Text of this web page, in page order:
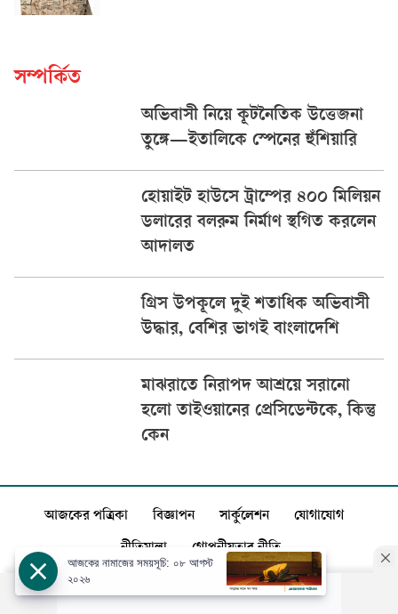
সম্পর্কিত
অভিবাসী নিয়ে কূটনৈতিক উত্তেজনা
তুঙ্গে—ইতালিকে স্পেনের হুঁশিয়ারি
হোয়াইট হাউসে ট্রাম্পের ৪০০ মিলিয়ন
ডলারের বলরুম নির্মাণ স্থগিত করলেন
আদালত
গ্রিস উপকূলে দুই শতাধিক অভিবাসী
উদ্ধার, বেশির ভাগই বাংলাদেশি
মাঝরাতে নিরাপদ আশ্রয়ে সরানো
হলো তাইওয়ানের প্রেসিডেন্টকে, কিন্তু
কেন
আজকের পত্রিকা বিজ্ঞাপন সার্কুলেশন যোগাযোগ
নীতিমালা গোপনীয়তার নীতি
আজকের নামাজের সময়সূচি: ০৮ আগস্ট
২০২৬